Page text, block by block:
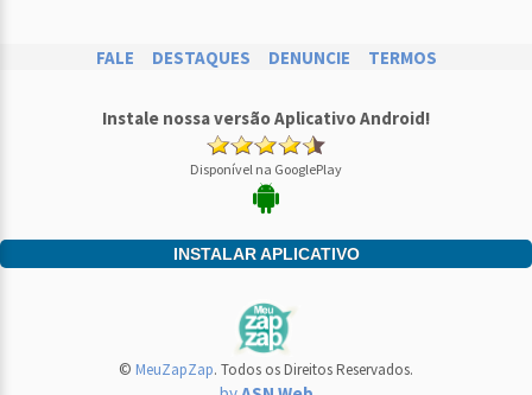
FALE DESTAQUES DENUNCIE TERMOS
Instale nossa versão Aplicativo Android!
Disponível na GooglePlay
INSTALAR APLICATIVO
© MeuZapZap. Todos os Direitos Reservados.